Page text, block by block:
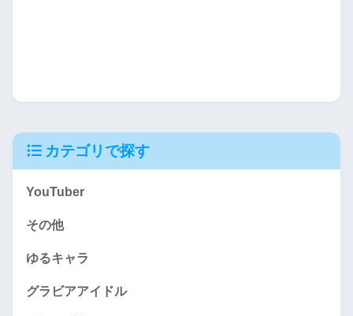
カテゴリで探す
YouTuber
その他
ゆるキャラ
グラビアアイドル